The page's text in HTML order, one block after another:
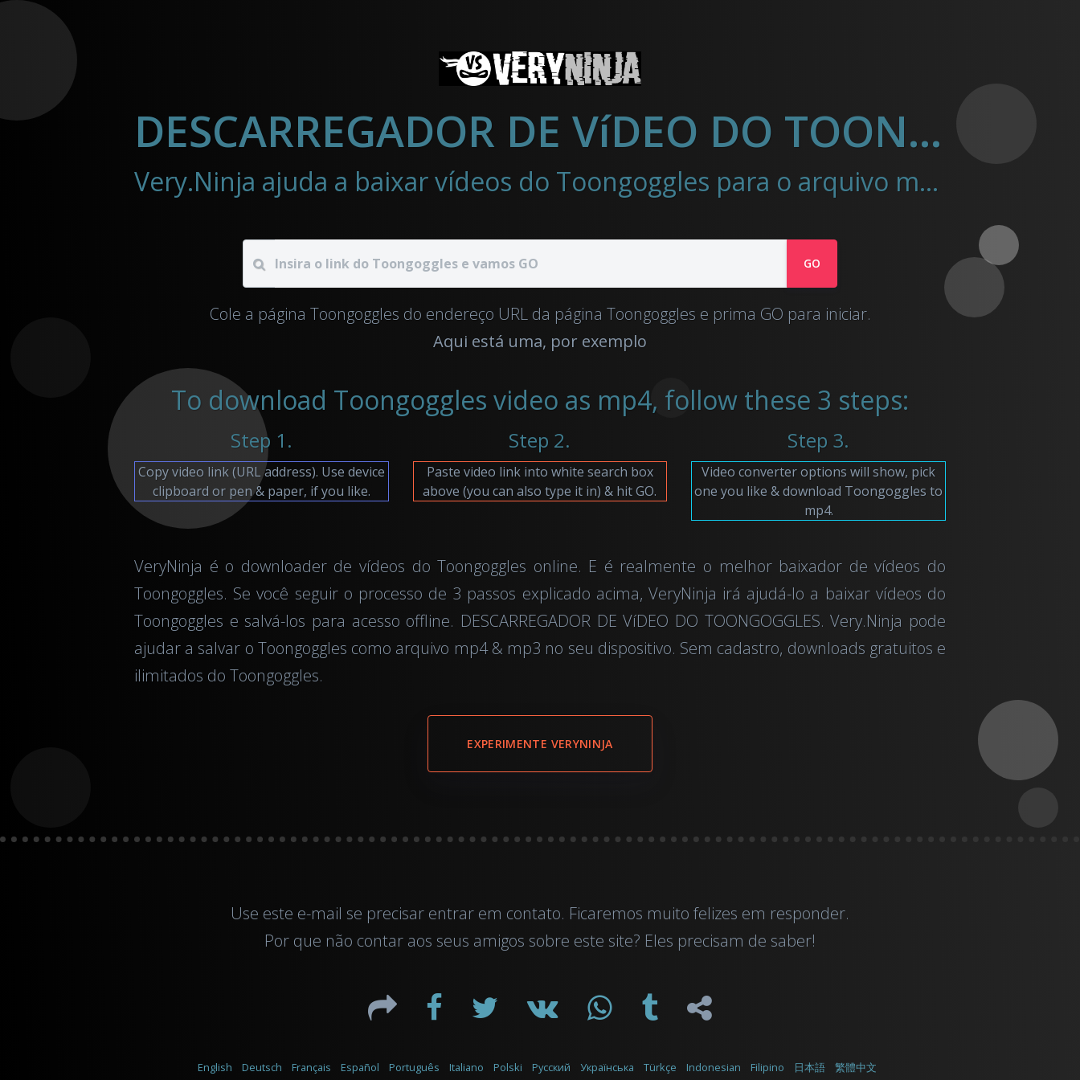
DESCARREGADOR DE VíDEO DO TOONGOGGLES
Very.Ninja ajuda a baixar vídeos do Toongoggles para o arquivo mp4
GO
Cole a página Toongoggles do endereço URL da página Toongoggles e prima GO para iniciar.
Aqui está uma, por exemplo
To download Toongoggles video as mp4, follow these 3 steps:
Step 1.
Copy video link (URL address). Use device
clipboard or pen & paper, if you like.
Step 2.
Paste video link into white search box
above (you can also type it in) & hit GO.
Step 3.
Video converter options will show, pick
one you like & download Toongoggles to
mp4.
VeryNinja é o downloader de vídeos do Toongoggles online. E é realmente o melhor baixador de vídeos do
Toongoggles. Se você seguir o processo de 3 passos explicado acima, VeryNinja irá ajudá-lo a baixar vídeos do
Toongoggles e salvá-los para acesso offline. DESCARREGADOR DE VíDEO DO TOONGOGGLES. Very.Ninja pode
ajudar a salvar o Toongoggles como arquivo mp4 & mp3 no seu dispositivo. Sem cadastro, downloads gratuitos e
ilimitados do Toongoggles.
EXPERIMENTE VERYNINJA
Use este e-mail se precisar entrar em contato. Ficaremos muito felizes em responder.
Por que não contar aos seus amigos sobre este site? Eles precisam de saber!
English Deutsch Français Español Português Italiano Polski Русский Українська Türkçe Indonesian Filipino 日本語 繁體中文